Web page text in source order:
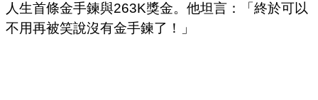
人生首條金手鍊與263K獎金。他坦言：「終於可以
不用再被笑說沒有金手鍊了！」